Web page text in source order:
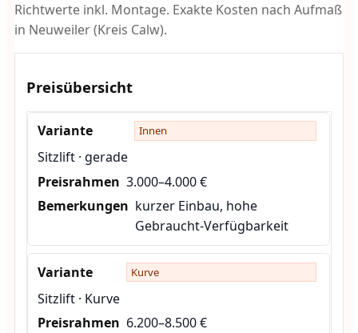
Richtwerte inkl. Montage. Exakte Kosten nach Aufmaß
in Neuweiler (Kreis Calw).
Preisübersicht
Innen
Sitzlift · gerade
3.000–4.000 €
kurzer Einbau, hohe
Gebraucht-Verfügbarkeit
Kurve
Sitzlift · Kurve
6.200–8.500 €